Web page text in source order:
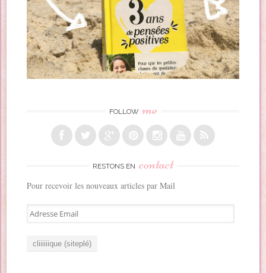
FOLLOW me
RESTONS EN contact
Pour recevoir les nouveaux articles par Mail
A
d